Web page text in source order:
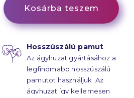
Kosárba teszem
Hosszúszálú pamut
Az ágyhuzat gyártásához a
legfinomabb hosszúszálú
pamutot használjuk. Az
ágyhuzat így kellemesen